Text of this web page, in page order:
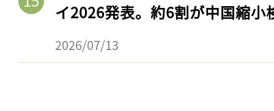
イ2026発表。約6割が中国縮小
2026/07/13